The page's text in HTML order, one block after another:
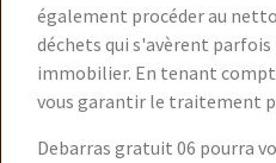
également procéder au
déchets qui s'avèrent
immobilier. En tenant
vous garantir le traitement
Debarras gratuit 06 pourra